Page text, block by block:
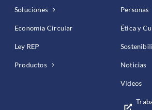
Soluciones
Economía Circular
Ley REP
Productos
Personas
Ética y
Noticias
Videos